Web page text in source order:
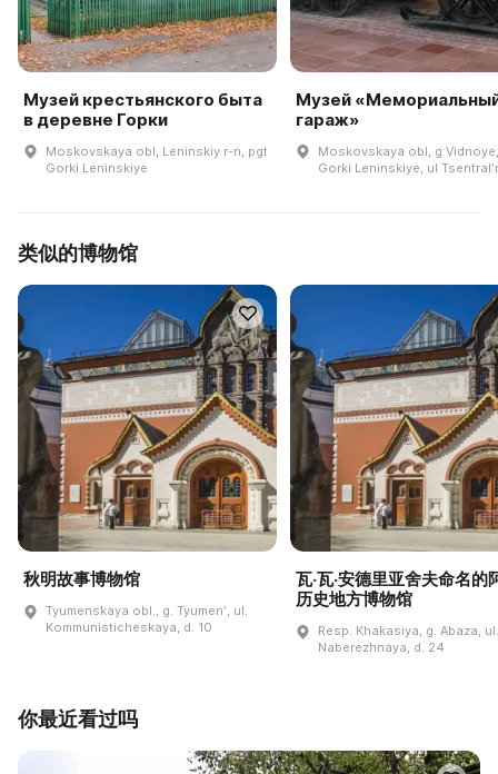
Музей крестьянского быта
в деревне Горки
Moskovskaya obl, Leninskiy r-n, pgt
Gorki Leninskiye
Музей
гараж»
Moskovskaya obl, g
Gorki Leninskiye, ul
类似的博物馆
秋明故事博物馆
Tyumenskaya obl., g. Tyumenʹ, ul.
Kommunisticheskaya, d. 10
瓦·瓦·安德里亚舍夫命名的
历史地方博物馆
Resp. Khakasiya, g. Abaza, ul.
Naberezhnaya, d. 24
你最近看过吗